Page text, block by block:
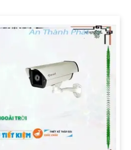
Vantech là chất lượng dịch vụ
chu đáo. Đội ngũ nhân viên
Vantech sẽ giúp bạn lựa
hợp với nhu cầu và ngân
giải pháp giám sát an ninh
nghiệp của mình, Camera
lựa chọn hàng đầu mà bạn có